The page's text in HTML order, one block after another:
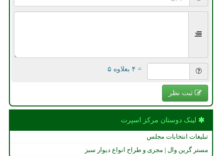
= ۴ بعلاوه ۵
ثبت نظر
لینک دوستان مركز اسپرت
تبلیغات انتخابات مجلس
مستر گرین وال | مجری و طراح انواع دیوار سبز